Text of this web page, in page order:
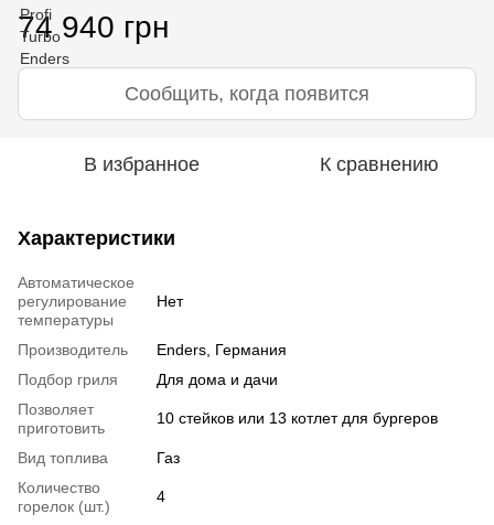
74 940 грн
Сообщить, когда появится
В избранное К сравнению
Характеристики
Автоматическое
регулирование
температуры
Нет
Производитель
Enders, Германия
Подбор гриля
Для дома и дачи
Позволяет
приготовить
10 стейков или 13 котлет для бургеров
Вид топлива
Газ
Количество
горелок (шт.)
4